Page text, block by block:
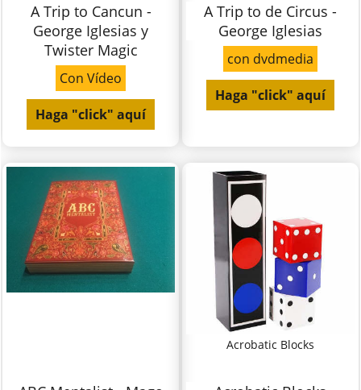
A Trip to Cancun -
George Iglesias y
Twister Magic
Con Vídeo
Haga "click" aquí
A Trip to de Circus -
George Iglesias
con dvdmedia
Haga "click" aquí
Acrobatic Blocks